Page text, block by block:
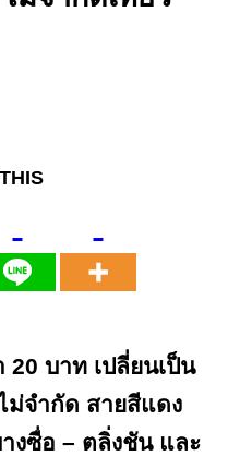
20 บาท เปลี่ยนเป็น
จำกัด สายสีแดง
งซื่อ – ตลิ่งชัน และ